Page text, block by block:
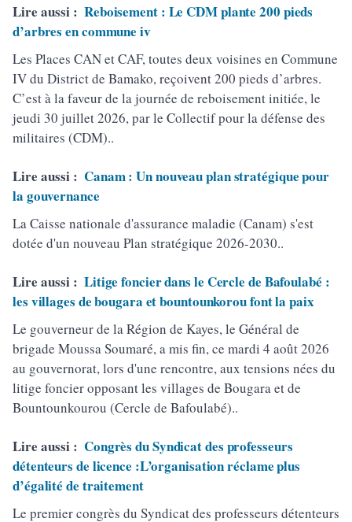
Lire aussi : Reboisement : Le CDM plante 200 pieds
d’arbres en commune iv
Les Places CAN et CAF, toutes deux voisines en Commune
IV du District de Bamako, reçoivent 200 pieds d’arbres.
C’est à la faveur de la journée de reboisement initiée, le
jeudi 30 juillet 2026, par le Collectif pour la défense des
militaires (CDM)..
Lire aussi : Canam : Un nouveau plan stratégique pour
la gouvernance
La Caisse nationale d'assurance maladie (Canam) s'est
dotée d'un nouveau Plan stratégique 2026-2030..
Lire aussi : Litige foncier dans le Cercle de Bafoulabé :
les villages de bougara et bountounkorou font la paix
Le gouverneur de la Région de Kayes, le Général de
brigade Moussa Soumaré, a mis fin, ce mardi 4 août 2026
au gouvernorat, lors d'une rencontre, aux tensions nées du
litige foncier opposant les villages de Bougara et de
Bountounkourou (Cercle de Bafoulabé)..
Lire aussi : Congrès du Syndicat des professeurs
détenteurs de licence :L’organisation réclame plus
d’égalité de traitement
Le premier congrès du Syndicat des professeurs détenteurs